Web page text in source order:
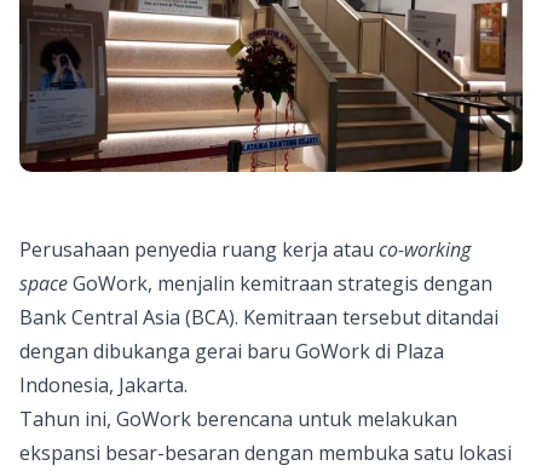
Perusahaan penyedia ruang kerja atau co-working
spaceGoWork, menjalin kemitraan strategis dengan
Bank Central Asia (BCA). Kemitraan tersebut ditandai
dengan dibukanga gerai baru GoWork di Plaza
Indonesia, Jakarta.
Tahun ini, GoWork berencana untuk melakukan
ekspansi besar-besaran dengan membuka satu lokasi